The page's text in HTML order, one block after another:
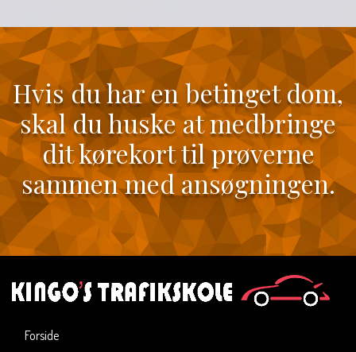
Hvis du har en betinget dom,
skal du huske at medbringe
dit kørekort til prøverne
sammen med ansøgningen.
Forside